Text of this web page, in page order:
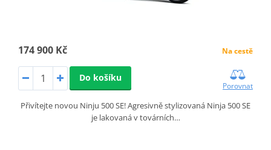
174 900 Kč Na cestě
Do košíku
Porovnat
Přivítejte novou Ninju 500 SE! Agresivně stylizovaná Ninja 500 SE
je lakovaná v továrních…